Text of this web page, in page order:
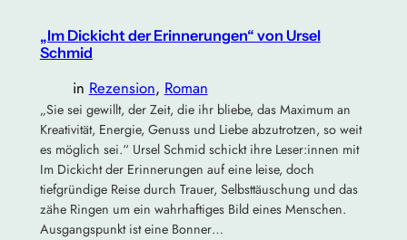
„Im Dickicht der Erinnerungen“ von Ursel
Schmid
in Rezension, Roman
„Sie sei gewillt, der Zeit, die ihr bliebe, das Maximum an
Kreativität, Energie, Genuss und Liebe abzutrotzen, so weit
es möglich sei.“ Ursel Schmid schickt ihre Leser:innen mit
Im Dickicht der Erinnerungen auf eine leise, doch
tiefgründige Reise durch Trauer, Selbsttäuschung und das
zähe Ringen um ein wahrhaftiges Bild eines Menschen.
Ausgangspunkt ist eine Bonner…